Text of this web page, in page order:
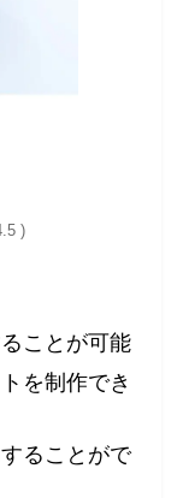
)
ことが可能
を制作でき
ることがで